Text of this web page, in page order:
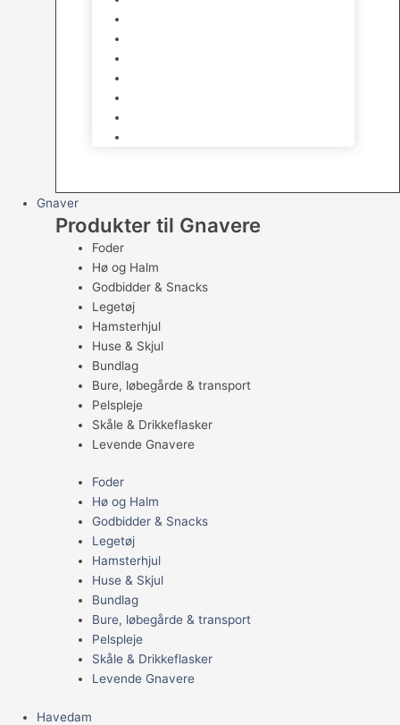
Gnaver
Produkter til Gnavere
Foder
Hø og Halm
Godbidder & Snacks
Legetøj
Hamsterhjul
Huse & Skjul
Bundlag
Bure, løbegårde & transport
Pelspleje
Skåle & Drikkeflasker
Levende Gnavere
Foder
Hø og Halm
Godbidder & Snacks
Legetøj
Hamsterhjul
Huse & Skjul
Bundlag
Bure, løbegårde & transport
Pelspleje
Skåle & Drikkeflasker
Levende Gnavere
Havedam